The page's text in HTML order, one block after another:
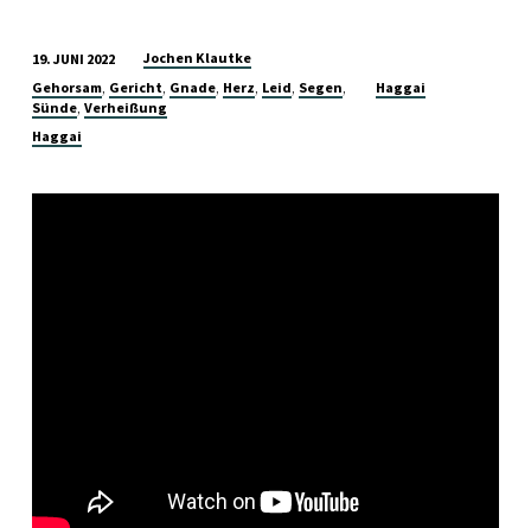
HAGGAI
2,10-
19
19. JUNI 2022
Jochen Klautke
Gehorsam, Gericht, Gnade, Herz, Leid, Segen,
Sünde, Verheißung
Haggai
Haggai